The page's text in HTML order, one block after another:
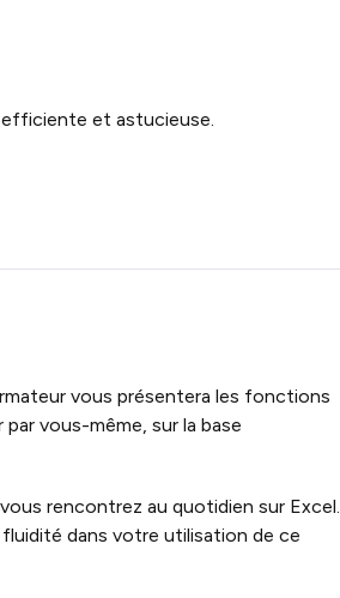
et astucieuse.
vous présentera les fonctions
par vous-même, sur la base
rencontrez au quotidien sur Excel.
fluidité dans votre utilisation de ce